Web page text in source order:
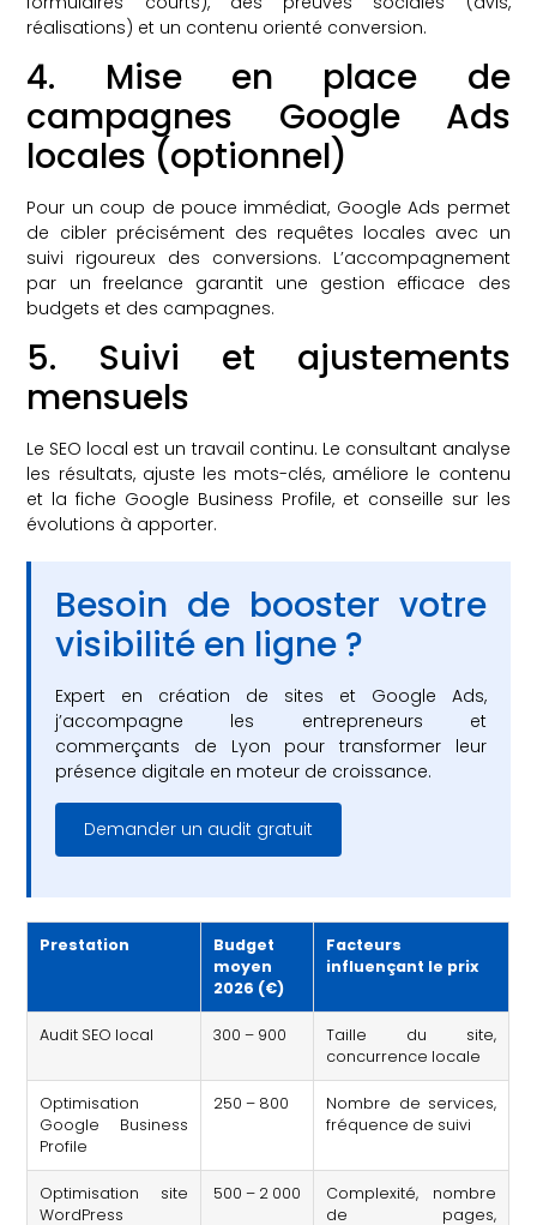
réalisations) et un contenu orienté conversion.
4. Mise en place de
campagnes Google Ads
locales (optionnel)
Pour un coup de pouce immédiat, Google Ads permet
de cibler précisément des requêtes locales avec un
suivi rigoureux des conversions. L’accompagnement
par un freelance garantit une gestion efficace des
budgets et des campagnes.
5. Suivi et ajustements
mensuels
Le SEO local est un travail continu. Le consultant analyse
les résultats, ajuste les mots-clés, améliore le contenu
et la fiche Google Business Profile, et conseille sur les
évolutions à apporter.
Besoin de booster votre
visibilité en ligne ?
Expert en création de sites et Google Ads,
j’accompagne les entrepreneurs et
commerçants de Lyon pour transformer leur
présence digitale en moteur de croissance.
Demander un audit gratuit
Prestation
Budget
moyen
2026 (€)
Facteurs
influençant le prix
Audit SEO local 300 – 900
Taille du site,
concurrence locale
Optimisation
Google Business
Profile
250 – 800
Nombre de services,
fréquence de suivi
Optimisation site
WordPress
500 – 2 000
Complexité, nombre
de pages,